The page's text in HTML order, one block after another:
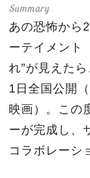
あの恐怖から
ーテイメント
れ”が見えた
1日全国公開
映画）。この
ーが完成し、
コラボレーシ